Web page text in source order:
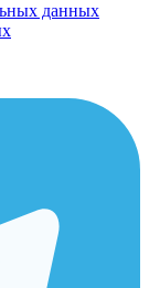
данных